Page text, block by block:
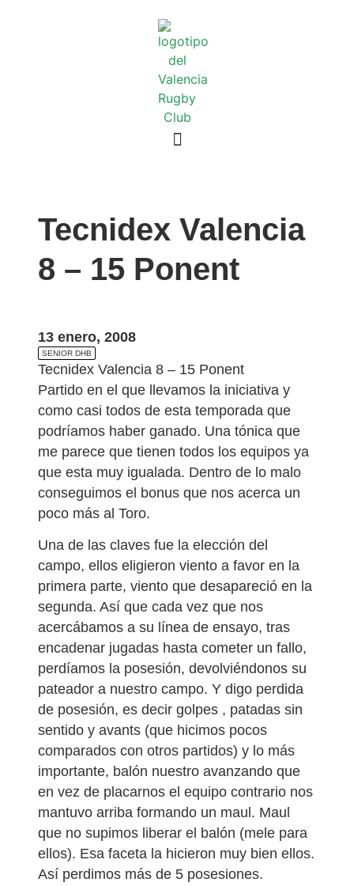
Tecnidex Valencia
8 – 15 Ponent
13 enero, 2008
SENIOR DHB
Tecnidex Valencia 8 – 15 Ponent
Partido en el que llevamos la iniciativa y
como casi todos de esta temporada que
podríamos haber ganado. Una tónica que
me parece que tienen todos los equipos ya
que esta muy igualada. Dentro de lo malo
conseguimos el bonus que nos acerca un
poco más al Toro.
Una de las claves fue la elección del
campo, ellos eligieron viento a favor en la
primera parte, viento que desapareció en la
segunda. Así que cada vez que nos
acercábamos a su línea de ensayo, tras
encadenar jugadas hasta cometer un fallo,
perdíamos la posesión, devolviéndonos su
pateador a nuestro campo. Y digo perdida
de posesión, es decir golpes , patadas sin
sentido y avants (que hicimos pocos
comparados con otros partidos) y lo más
importante, balón nuestro avanzando que
en vez de placarnos el equipo contrario nos
mantuvo arriba formando un maul. Maul
que no supimos liberar el balón (mele para
ellos). Esa faceta la hicieron muy bien ellos.
Así perdimos más de 5 posesiones.